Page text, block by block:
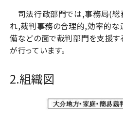
司法行政部門では,事務局(総
れ,裁判事務の合理的,効率的な
備などの面で裁判部門を支援
が行っています。
2.組織図